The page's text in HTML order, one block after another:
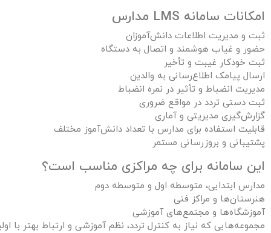
امکانات سامانه LMS مدارس
ثبت و مدیریت اطلاعات دانش‌آموزان
حضور و غیاب هوشمند و اتصال به دستگاه
ثبت خودکار غیبت و تأخیر
ارسال پیامک اطلاع‌رسانی به والدین
مدیریت انضباط و تأثیر در نمره انضباط
ثبت دستی تردد در مواقع ضروری
گزارش‌گیری مدیریتی و آماری
قابلیت استفاده برای مدارس با تعداد دانش‌آموز مختلف
پشتیبانی و بروزرسانی مستمر
این سامانه برای چه مراکزی مناسب است؟
مدارس ابتدایی، متوسطه اول و متوسطه دوم
هنرستان‌ها و مراکز فنی
آموزشگاه‌ها و مجتمع‌های آموزشی
مجموعه‌هایی که نیاز به کنترل تردد، نظم آموزشی و ارتباط بهتر با